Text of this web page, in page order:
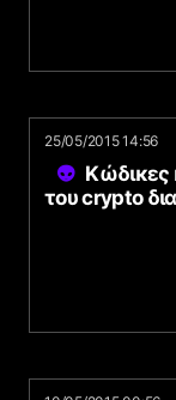
25/05/2015 14:56
Κώδικες
του crypto